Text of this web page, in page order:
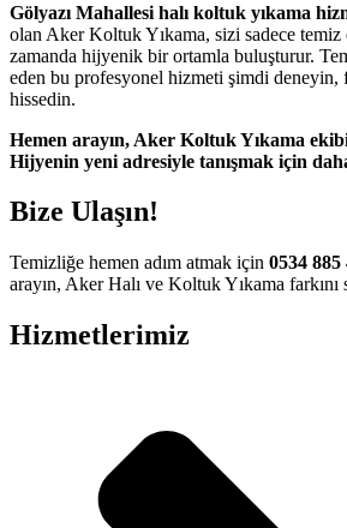
adres
giriş
Gölyazı Mahallesi halı koltuk yıkama
olan Aker Koltuk Yıkama, sizi sadece temiz
zamanda hijyenik bir ortamla buluşturur.
eden bu profesyonel hizmeti şimdi deneyin,
hissedin.
Hemen arayın, Aker Koltuk Yıkama ekibi
Hijyenin yeni adresiyle tanışmak için
Bize Ulaşın!
Temizliğe hemen adım atmak için 0534 885
arayın, Aker Halı ve Koltuk Yıkama farkını
Hizmetlerimiz